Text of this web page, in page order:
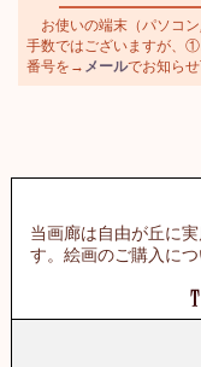
お使いの端末（パソコン
手数ではございますが、
番号を→ メールでお知らせ
当画廊は自由が丘に
す。絵画のご購入に